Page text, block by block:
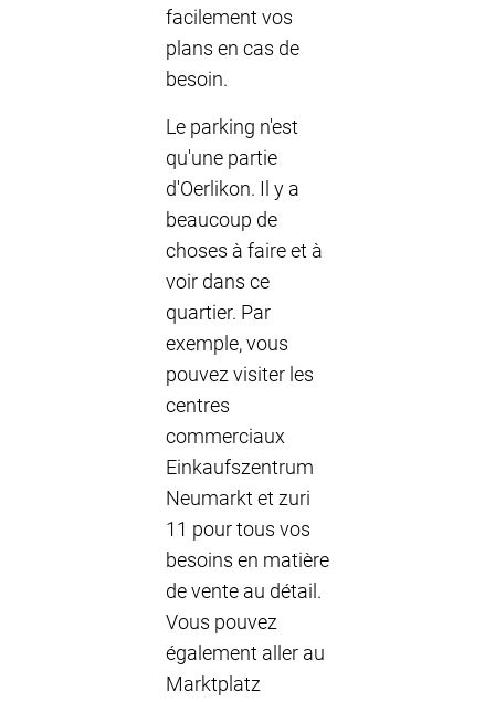
facilement vos
plans en cas de
besoin.
Le parking n'est
qu'une partie
d'Oerlikon. Il y a
beaucoup de
choses à faire et à
voir dans ce
quartier. Par
exemple, vous
pouvez visiter les
centres
commerciaux
Einkaufszentrum
Neumarkt et zuri
11 pour tous vos
besoins en matière
de vente au détail.
Vous pouvez
également aller au
Marktplatz